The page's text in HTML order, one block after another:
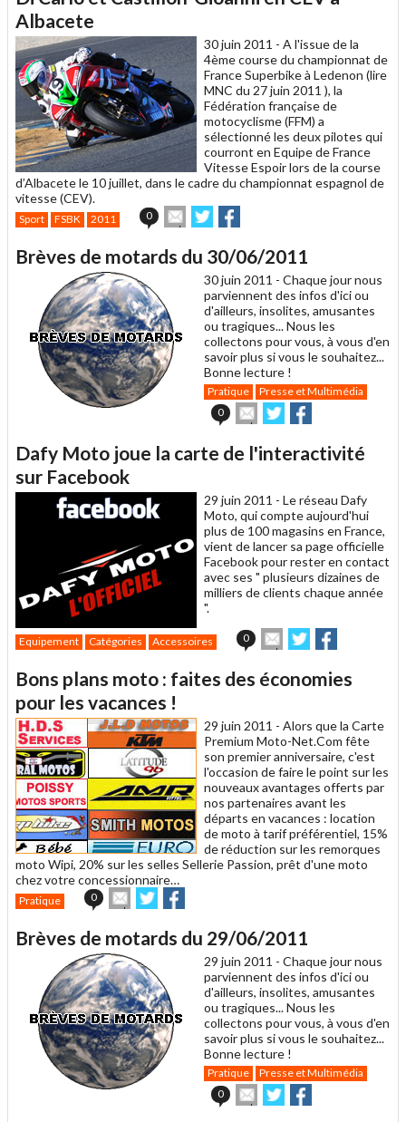
Albacete
30 juin 2011 - A l'issue de la
4ème course du championnat de
France Superbike à Ledenon (lire
MNC du 27 juin 2011 ), la
Fédération française de
motocyclisme (FFM) a
sélectionné les deux pilotes qui
courront en Equipe de France
Vitesse Espoir lors de la course
d’Albacete le 10 juillet, dans le cadre du championnat espagnol de
vitesse (CEV).
Sport FSBK 2011 0
Envoyer
cet
à
Partager
sur sur
Brèves de motards du 30/06/2011
30 juin 2011 - Chaque jour nous
parviennent des infos d'ici ou
d'ailleurs, insolites, amusantes
ou tragiques... Nous les
collectons pour vous, à vous d'en
savoir plus si vous le souhaitez...
Bonne lecture !
Pratique
Presse et Multimédia
0
Envoyer
cet
à
Partager
sur sur
Dafy Moto joue la carte de l'interactivité
sur Facebook
29 juin 2011 - Le réseau Dafy
Moto, qui compte aujourd'hui
plus de 100 magasins en France,
vient de lancer sa page officielle
Facebook pour rester en contact
avec ses " plusieurs dizaines de
milliers de clients chaque année
".
Equipement Catégories Accessoires 0
Envoyer
cet
à
Partager
sur sur
Bons plans moto : faites des économies
pour les vacances !
29 juin 2011 - Alors que la Carte
Premium Moto-Net.Com fête
son premier anniversaire, c'est
l'occasion de faire le point sur les
nouveaux avantages offerts par
nos partenaires avant les
départs en vacances : location
de moto à tarif préférentiel, 15%
de réduction sur les remorques
moto Wipi, 20% sur les selles Sellerie Passion, prêt d'une moto
chez votre concessionnaire…
Pratique 0
Envoyer
cet
à
un
ami
Partager
sur sur
Brèves de motards du 29/06/2011
29 juin 2011 - Chaque jour nous
parviennent des infos d'ici ou
d'ailleurs, insolites, amusantes
ou tragiques... Nous les
collectons pour vous, à vous d'en
savoir plus si vous le souhaitez...
Bonne lecture !
Pratique
Presse et Multimédia
0
Envoyer
cet
Partager
sur sur